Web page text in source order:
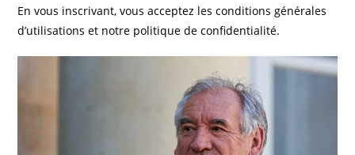
En vous inscrivant, vous acceptez les conditions générales
d’utilisations et notre politique de confidentialité.